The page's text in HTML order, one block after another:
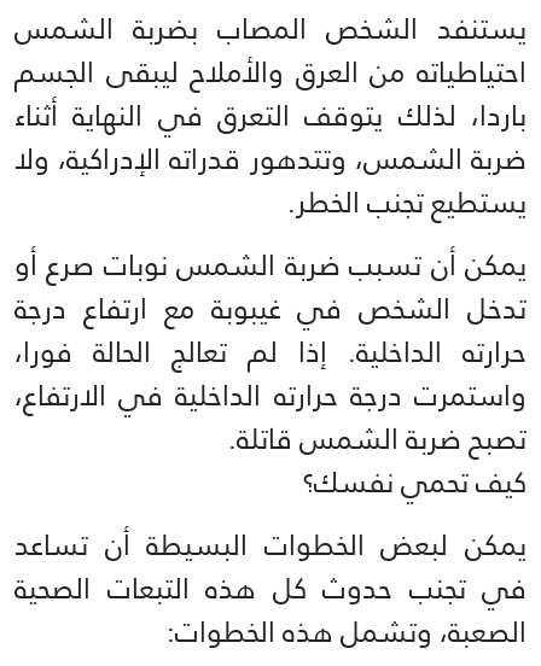
يستنفد الشخص المصاب بضربة الشمس
احتياطياته من العرق والأملاح ليبقى الجسم
باردا، لذلك يتوقف التعرق في النهاية أثناء
ضربة الشمس، وتتدهور قدراته الإدراكية، ولا
يستطيع تجنب الخطر.
يمكن أن تسبب ضربة الشمس نوبات صرع أو
تدخل الشخص في غيبوبة مع ارتفاع درجة
حرارته الداخلية. إذا لم تعالج الحالة فورا،
واستمرت درجة حرارته الداخلية في الارتفاع،
تصبح ضربة الشمس قاتلة.
كيف تحمي نفسك؟
يمكن لبعض الخطوات البسيطة أن تساعد
في تجنب حدوث كل هذه التبعات الصحية
الصعبة، وتشمل هذه الخطوات: